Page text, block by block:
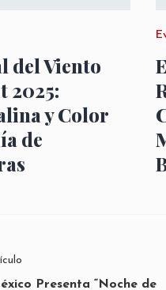
del Viento
2025:
y Color
de
Presenta “Noche de